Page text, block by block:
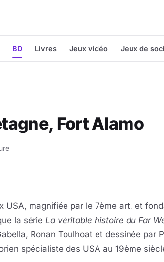
BD Livres Jeux vidéo Jeux de
Fort Alamo
USA, magnifiée par le 7ème art, et
la série La véritable histoire du Far
Ronan Toulhoat et dessinée par
spécialiste des USA au 19ème